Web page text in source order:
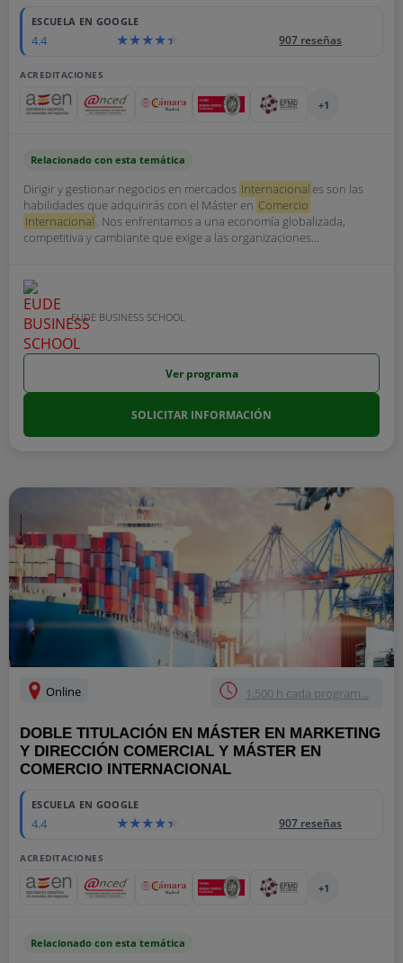
ESCUELA EN GOOGLE
4.4 907 reseñas
ACREDITACIONES
+1
Relacionado con esta temática
Dirigir y gestionar negocios en mercados Internacional es son las
habilidades que adquirirás con el Máster en Comercio
Internacional . Nos enfrentamos a una economía globalizada,
competitiva y cambiante que exige a las organizaciones...
EUDE BUSINESS SCHOOL
Ver programa
SOLICITAR INFORMACIÓN
Online 1.500 h cada program...
DOBLE TITULACIÓN EN MÁSTER EN MARKETING
Y DIRECCIÓN COMERCIAL Y MÁSTER EN
COMERCIO INTERNACIONAL
ESCUELA EN GOOGLE
4.4 907 reseñas
ACREDITACIONES
+1
Relacionado con esta temática